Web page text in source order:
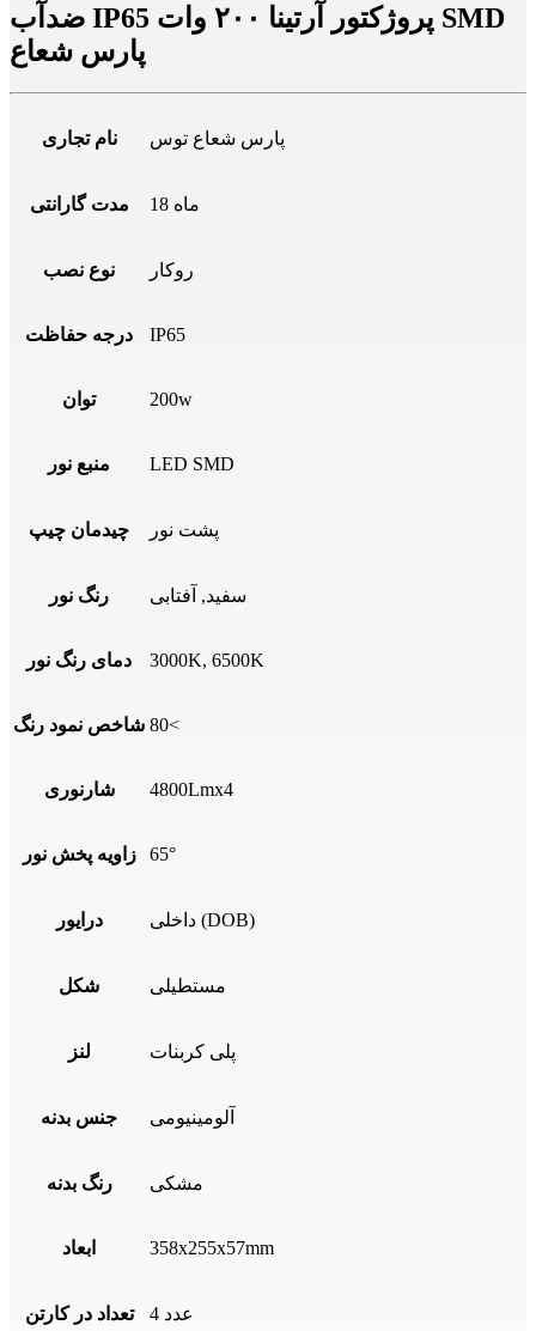
ضدآب IP65 پروژکتور آرتینا ۲۰۰ وات SMD
پارس شعاع
نام تجاری پارس شعاع توس
مدت گارانتی 18 ماه
نوع نصب روکار
درجه حفاظت IP65
توان 200w
منبع نور LED SMD
چیدمان چیپ پشت نور
رنگ نور سفید, آفتابی
دمای رنگ نور 3000K, 6500K
شاخص نمود رنگ 80<
شارنوری 4800Lmx4
زاویه پخش نور 65°
درایور داخلی (DOB)
شکل مستطیلی
لنز پلی کربنات
جنس بدنه آلومینیومی
رنگ بدنه مشکی
ابعاد 358x255x57mm
تعداد در کارتن 4 عدد